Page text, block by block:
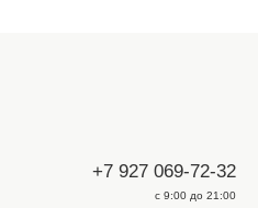
+7 927 069-72-32
с 9:00 до 21:00